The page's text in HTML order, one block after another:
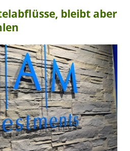
bleibt aber